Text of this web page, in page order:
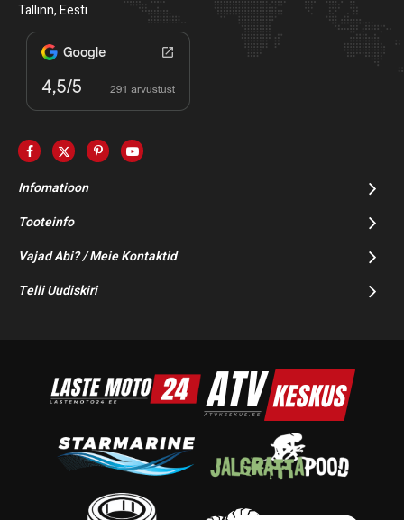
Tallinn, Eesti
Infomatioon
Tooteinfo
Vajad Abi? / Meie Kontaktid
Telli Uudiskiri